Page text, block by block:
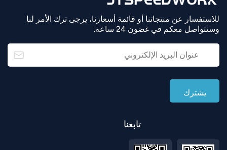
للاستفسار عن منتجاتنا أو قائمة أسعارنا، يرجى ترك الأمر لنا
وسنتواصل معكم في غضون 24 ساعة.
تابعنا